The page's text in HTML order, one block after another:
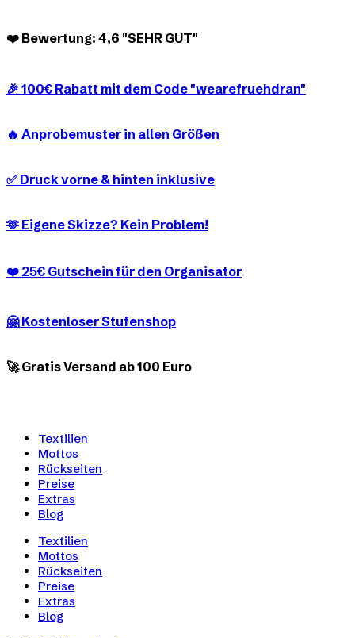
❤️ Bewertung: 4,6 "SEHR GUT"
🎉 100€ Rabatt mit dem Code "wearefruehdran"
🔥 Anprobemuster in allen Größen
✅ Druck vorne & hinten inklusive
🫶 Eigene Skizze? Kein Problem!
❤️ 25€ Gutschein für den Organisator
🤗 Kostenloser Stufenshop
🚀 Gratis Versand ab 100 Euro
Textilien
Mottos
Rückseiten
Preise
Extras
Blog
Textilien
Mottos
Rückseiten
Preise
Extras
Blog